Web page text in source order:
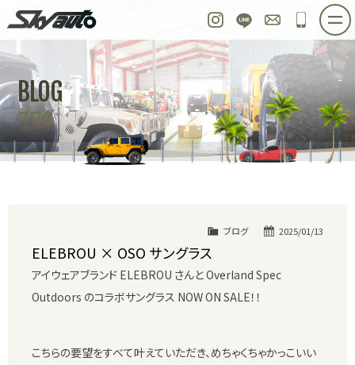
Instagram
LINE お問い合わせ
048-
ホーム 在庫車情報 ご購入プラン
整備作業実例 パーツ販売 買取＆オーダー
店舗紹介 工場紹介 会社概要
スタッフ紹介 求人情報 公式ブログ
BLOG
ブログ
2025/01/13
ブログ
ELEBROU × OSO サングラス
アイウェアブランド ELEBROU さんと Overland Spec
Outdoors のコラボサングラス NOW ON SALE！！
こちらの要望をすべて叶えていただき、めちゃくちゃかっこいい